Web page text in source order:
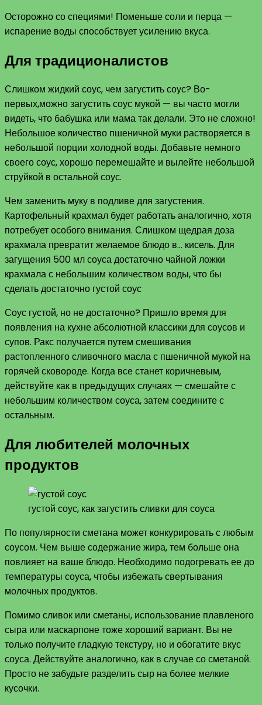
Осторожно со специями! Поменьше соли и перца —
испарение воды способствует усилению вкуса.
Для традиционалистов
Слишком жидкий соус, чем загустить соус? Во-
первых,можно загустить соус мукой — вы часто могли
видеть, что бабушка или мама так делали. Это не сложно!
Небольшое количество пшеничной муки растворяется в
небольшой порции холодной воды. Добавьте немного
своего соус, хорошо перемешайте и вылейте небольшой
струйкой в остальной соус.
Чем заменить муку в подливе для загустения.
Картофельный крахмал будет работать аналогично, хотя
потребует особого внимания. Слишком щедрая доза
крахмала превратит желаемое блюдо в… кисель. Для
загущения 500 мл соуса достаточно чайной ложки
крахмала с небольшим количеством воды, что бы
сделать достаточно густой соус
Соус густой, но не достаточно? Пришло время для
появления на кухне абсолютной классики для соусов и
супов. Ракс получается путем смешивания
растопленного сливочного масла с пшеничной мукой на
горячей сковороде. Когда все станет коричневым,
действуйте как в предыдущих случаях — смешайте с
небольшим количеством соуса, затем соедините с
остальным.
Для любителей молочных
продуктов
густой соус, как загустить сливки для соуса
По популярности сметана может конкурировать с любым
соусом. Чем выше содержание жира, тем больше она
повлияет на ваше блюдо. Необходимо подогревать ее до
температуры соуса, чтобы избежать свертывания
молочных продуктов.
Помимо сливок или сметаны, использование плавленого
сыра или маскарпоне тоже хороший вариант. Вы не
только получите гладкую текстуру, но и обогатите вкус
соуса. Действуйте аналогично, как в случае со сметаной.
Просто не забудьте разделить сыр на более мелкие
кусочки.